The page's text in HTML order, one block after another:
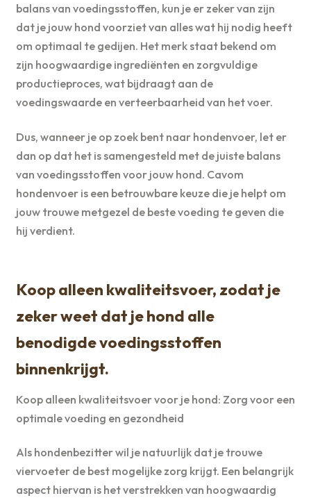
balans van voedingsstoffen, kun je er zeker van zijn
dat je jouw hond voorziet van alles wat hij nodig heeft
om optimaal te gedijen. Het merk staat bekend om
zijn hoogwaardige ingrediënten en zorgvuldige
productieproces, wat bijdraagt aan de
voedingswaarde en verteerbaarheid van het voer.
Dus, wanneer je op zoek bent naar hondenvoer, let er
dan op dat het is samengesteld met de juiste balans
van voedingsstoffen voor jouw hond. Cavom
hondenvoer is een betrouwbare keuze die je helpt om
jouw trouwe metgezel de beste voeding te geven die
hij verdient.
Koop alleen kwaliteitsvoer, zodat je
zeker weet dat je hond alle
benodigde voedingsstoffen
binnenkrijgt.
Koop alleen kwaliteitsvoer voor je hond: Zorg voor een
optimale voeding en gezondheid
Als hondenbezitter wil je natuurlijk dat je trouwe
viervoeter de best mogelijke zorg krijgt. Een belangrijk
aspect hiervan is het verstrekken van hoogwaardig